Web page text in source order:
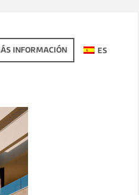
INFORMACIÓN ES